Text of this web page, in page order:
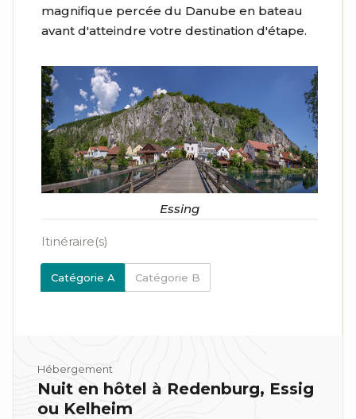
magnifique percée du Danube en bateau
avant d'atteindre votre destination d'étape.
Essing
Itinéraire(s)
Catégorie A Catégorie B
Hébergement
Nuit en hôtel à Redenburg, Essig
ou Kelheim